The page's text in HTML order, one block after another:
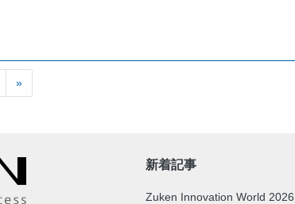
»
新着記事
Zuken Innovation World